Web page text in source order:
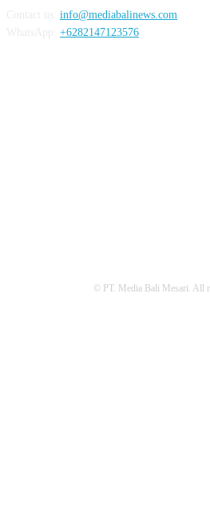
info@mediabalinews.com
+6282147123576
© PT. Media Bali Mesari. All